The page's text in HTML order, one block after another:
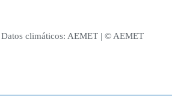
Datos climáticos: AEMET | © AEMET